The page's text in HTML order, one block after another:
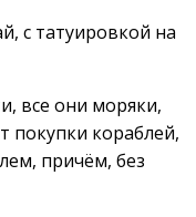
с татуировкой на
все они моряки,
покупки кораблей,
причём, без